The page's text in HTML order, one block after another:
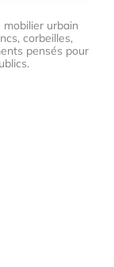
urbain
corbeilles,
pensés pour